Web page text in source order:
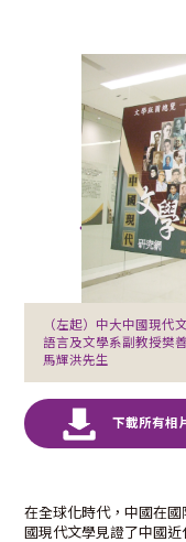
（左起）中大中國現代
語言及文學系副教授樊
馬輝洪先生
在全球化時代，中國在
國現代文學見證了中國